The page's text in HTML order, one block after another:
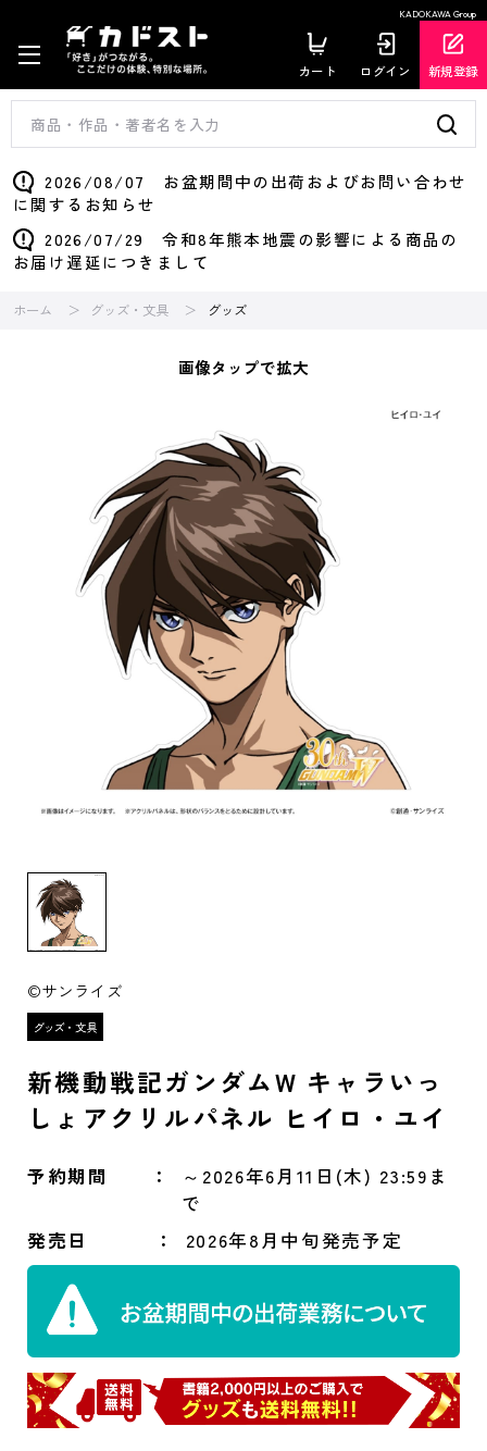
KADOKAWA Group
カート ログイン 新規登録
2026/08/07 お盆期間中の出荷およびお問い合わせ
に関するお知らせ
2026/07/29 令和8年熊本地震の影響による商品の
お届け遅延につきまして
ホーム グッズ・文具 グッズ
画像タップで拡大
©サンライズ
新機動戦記ガンダムW キャラいっ
しょアクリルパネル ヒイロ・ユイ
予約期間
～2026年6月11日(木) 23:59ま
で
発売日
2026年8月中旬発売予定